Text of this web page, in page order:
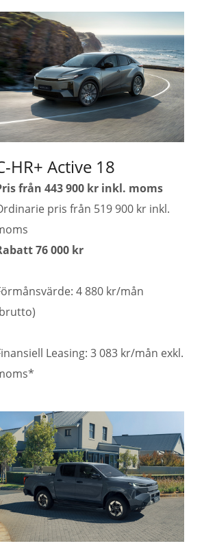
HR+ Active 18
från 443 900 kr inkl. moms
pris från 519 900 kr inkl.
76 000 kr
4 880 kr/mån
Leasing: 3 083 kr/mån exkl.